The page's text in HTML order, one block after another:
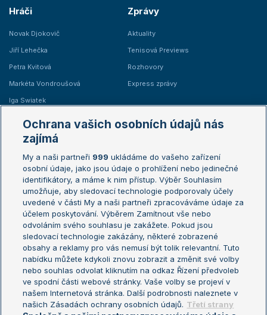
Hráči
Novak Djokovič
Jiří Lehečka
Petra Kvitová
Markéta Vondroušová
Iga Swiatek
Zprávy
Aktuality
Tenisová Previews
Rozhovory
Express zprávy
Žebříčky
Žebříček ATP (muži)
Žebříček WTA (ženy)
Sázkařský žebříček
Australian Open
French Open
Wimbledon
US Open
Turnaj mistrů
Turnaj mistryň
Aktualní trendy
Fotbalové přestupy
Livesport Daily
Ochrana vašich osobních údajů nás
zajímá
My a naši partneři 999 ukládáme do vašeho zařízení
osobní údaje, jako jsou údaje o prohlížení nebo jedinečné
identifikátory, a máme k nim přístup. Výběr Souhlasím
umožňuje, aby sledovací technologie podporovaly účely
uvedené v části My a naši partneři zpracováváme údaje za
účelem poskytování. Výběrem Zamítnout vše nebo
odvoláním svého souhlasu je zakážete. Pokud jsou
sledovací technologie zakázány, některé zobrazené
obsahy a reklamy pro vás nemusí být tolik relevantní. Tuto
nabídku můžete kdykoli znovu zobrazit a změnit své volby
nebo souhlas odvolat kliknutím na odkaz Řízení předvoleb
ve spodní části webové stránky. Vaše volby se projeví v
našem Internetová stránka. Další podrobnosti naleznete v
našich Zásadách ochrany osobních údajů. Třetí strany